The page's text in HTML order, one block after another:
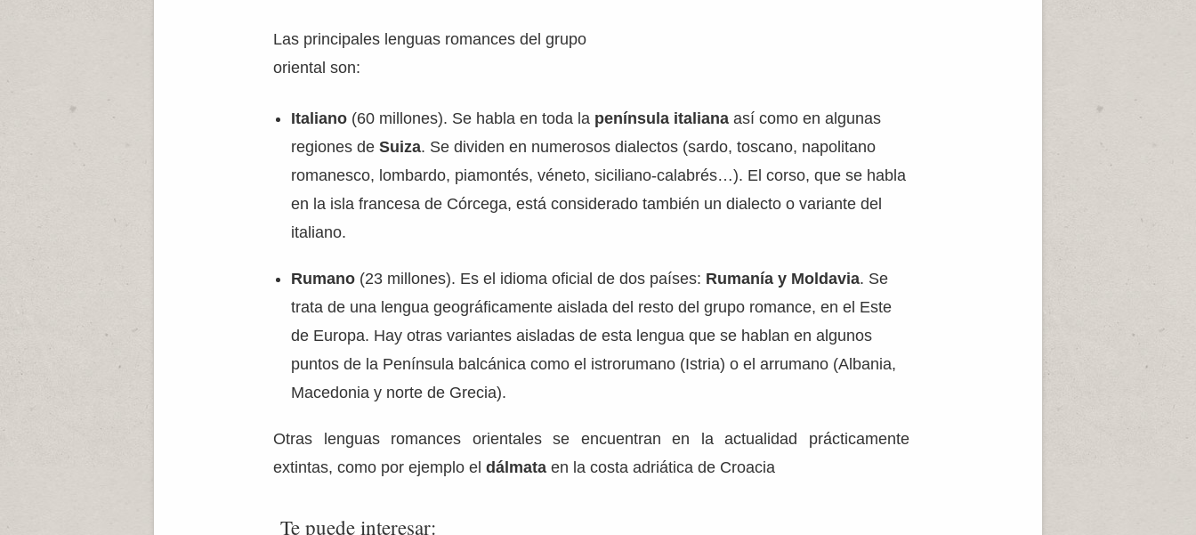
Las principales lenguas romances del grupo
oriental son:
Italiano (60 millones). Se habla en toda la península italiana así como en algunas
regiones deSuiza. Se dividen en numerosos dialectos (sardo, toscano, napolitano
romanesco, lombardo, piamontés, véneto, siciliano-calabrés…). El corso, que se habla
en la isla francesa de Córcega, está considerado también un dialecto o variante del
italiano.
Rumano (23 millones). Es el idioma oficial de dos países: Rumanía y Moldavia. Se
trata de una lengua geográficamente aislada del resto del grupo romance, en el Este
de Europa. Hay otras variantes aisladas de esta lengua que se hablan en algunos
puntos de la Península balcánica como el istrorumano (Istria) o el arrumano (Albania,
Macedonia y norte de Grecia).
Otras lenguas romances orientales se encuentran en la actualidad prácticamente
extintas, como por ejemplo eldálmata en la costa adriática de Croacia
Te puede interesar: